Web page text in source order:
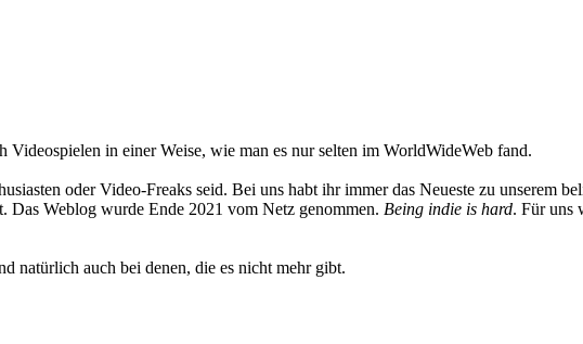
Videospielen in einer Weise, wie man es nur selten im WorldWideWeb fand.
oder Video-Freaks seid. Bei uns habt ihr immer das Neueste zu unserem
Weblog wurde Ende 2021 vom Netz genommen. Being indie is hard. Für uns
natürlich auch bei denen, die es nicht mehr gibt.